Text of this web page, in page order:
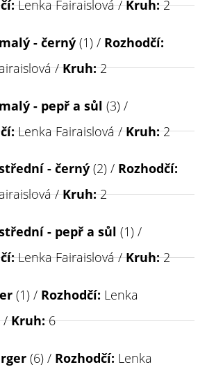
Lenka Fairaislová /Kruh:2
- černý (1) / Rozhodčí:
/Kruh:2
- pepř a sůl (3) /
Lenka Fairaislová /Kruh:2
- černý (2) / Rozhodčí:
/Kruh:2
- pepř a sůl (1) /
Lenka Fairaislová /Kruh:2
(1) / Rozhodčí: Lenka
/Kruh:6
(6) / Rozhodčí: Lenka